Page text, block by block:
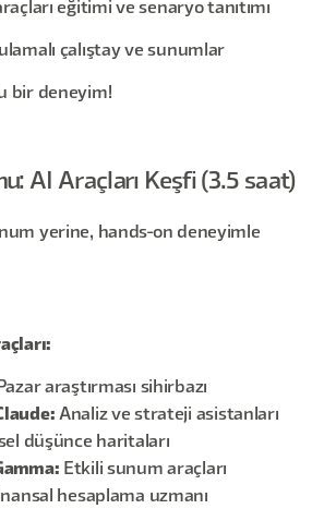
eğitimi ve senaryo tanıtımı
çalıştay ve sunumlar
bir deneyim!
AI Araçları Keşfi (3.5 saat)
yerine, hands-on deneyimle
araştırması sihirbazı
Analiz ve strateji asistanları
düşünce haritaları
Etkili sunum araçları
hesaplama uzmanı